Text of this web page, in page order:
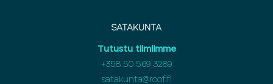
SATAKUNTA
Tutustu tiimiimme
+358 50 569 3289
satakunta@roof.fi